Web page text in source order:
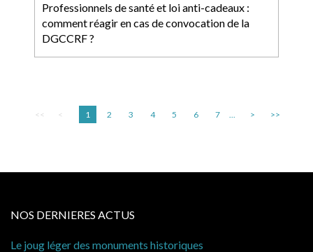
Professionnels de santé et loi anti-cadeaux :
comment réagir en cas de convocation de la
DGCCRF ?
<< < 1 2 3 4 5 6 7 ... > >>
NOS DERNIERES ACTUS
des monuments historiques